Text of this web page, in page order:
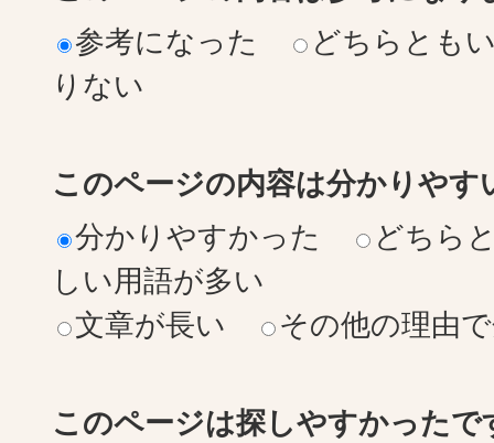
参考になった
どちらとも
りない
このページの内容は分かりやす
分かりやすかった
どちら
しい用語が多い
文章が長い
その他の理由
このページは探しやすかったで